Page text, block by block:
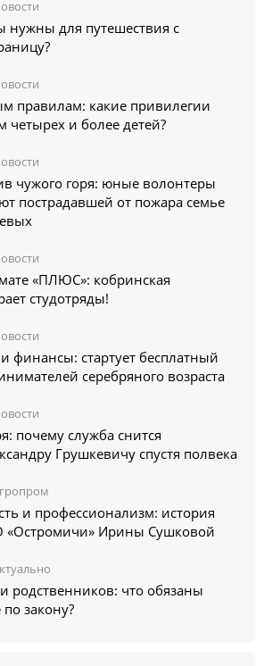
нужны для путешествия с
правилам: какие привилегии
и более детей?
чужого горя: юные волонтеры
пострадавшей от пожара семье
«ПЛЮС»: кобринская
студотряды!
финансы: стартует бесплатный
серебряного возраста
почему служба снится
Грушкевичу спустя полвека
и профессионализм: история
«Остромичи» Ирины Сушковой
родственников: что обязаны
закону?